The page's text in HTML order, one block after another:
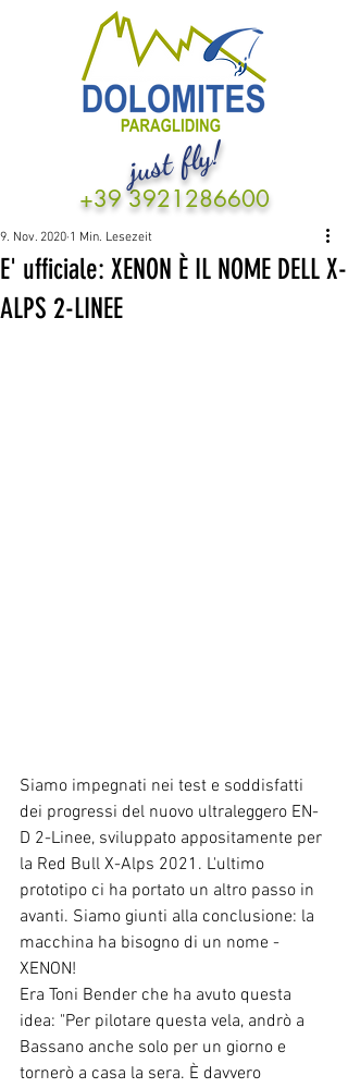
+39 3921286600
just fly!
E' ufficiale: XENON È IL NOME DELL X-
ALPS 2-LINEE
9. Nov. 2020 1 Min. Lesezeit
Siamo impegnati nei test e soddisfatti
dei progressi del nuovo ultraleggero EN-
D 2-Linee, sviluppato appositamente per
la Red Bull X-Alps 2021. L'ultimo
prototipo ci ha portato un altro passo in
avanti. Siamo giunti alla conclusione: la
macchina ha bisogno di un nome -
XENON!
Era Toni Bender che ha avuto questa
idea: "Per pilotare questa vela, andrò a
Bassano anche solo per un giorno e
tornerò a casa la sera. È davvero